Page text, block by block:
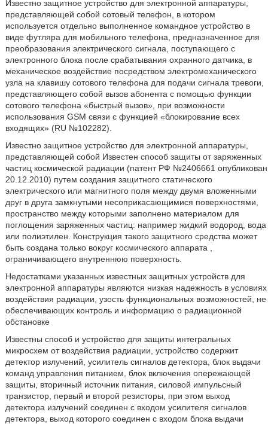
Известно защитное устройство для электронной аппаратуры,
представляющей собой сотовый телефон, в котором
используется отдельно выполненное командное устройство в
виде футляра для мобильного телефона, предназначенное для
преобразования электрического сигнала, поступающего с
электронного блока после срабатывания охранного датчика, в
механическое воздействие посредством электромеханического
узла на клавишу сотового телефона для подачи сигнала тревоги,
представляющего собой вызов абонента с помощью функции
сотового телефона «быстрый вызов», при возможности
использования GSM связи с функцией «блокирование всех
входящих» (RU №102282).
Известно защитное устройство для электронной аппаратуры,
представляющей собой Известен способ защиты от заряженных
частиц космической радиации (патент РФ №2406661 опубликован
20.12.2010) путем создания защитного статического
электрического или магнитного поля между двумя вложенными
друг в друга замкнутыми несоприкасающимися поверхностями,
пространство между которыми заполнено материалом для
поглощения заряженных частиц: например жидкий водород, вода
или полиэтилен. Конструкция такого защитного средства может
быть создана только вокруг космического аппарата ,
ограничивающего внутреннюю поверхность.
Недостатками указанных известных защитных устройств для
электронной аппаратуры являются низкая надежность в условиях
воздействия радиации, узость функциональных возможностей, не
обеспечивающих контроль и информацию о радиационной
обстановке
Известны способ и устройство для защиты интегральных
микросхем от воздействия радиации, устройство содержит
детектор излучений, усилитель сигналов детектора, блок выдачи
команд управления питанием, блок включения опережающей
защиты, вторичный источник питания, силовой импульсный
транзистор, первый и второй резисторы, при этом выход
детектора излучений соединен с входом усилителя сигналов
детектора, выход которого соединен с входом блока выдачи